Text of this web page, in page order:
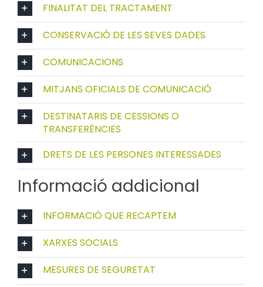
FINALITAT DEL TRACTAMENT
CONSERVACIÓ DE LES SEVES DADES
COMUNICACIONS
MITJANS OFICIALS DE COMUNICACIÓ
DESTINATARIS DE CESSIONS O
TRANSFERÈNCIES
DRETS DE LES PERSONES INTERESSADES
Informació addicional
INFORMACIÓ QUE RECAPTEM
XARXES SOCIALS
MESURES DE SEGURETAT